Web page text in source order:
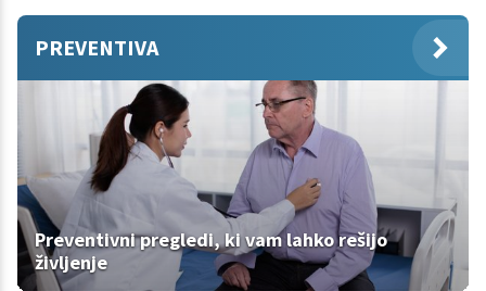
PREVENTIVA
Preventivni pregledi, ki vam lahko rešijo
življenje